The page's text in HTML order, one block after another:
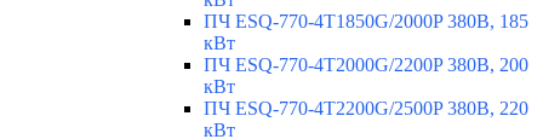
ПЧ ESQ-770-4T1850G/2000P 380В, 185
кВт
ПЧ ESQ-770-4T2000G/2200P 380В, 200
кВт
ПЧ ESQ-770-4T2200G/2500P 380В, 220
кВт